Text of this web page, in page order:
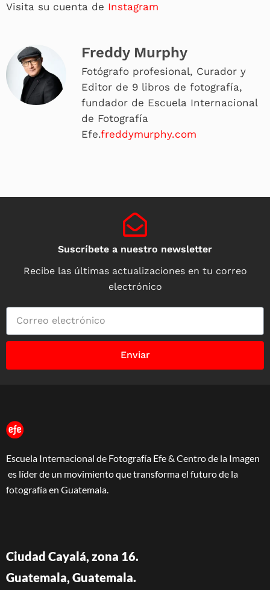
Visita su cuenta de Instagram
Freddy Murphy
Fotógrafo profesional, Curador y
Editor de 9 libros de fotografía,
fundador de Escuela Internacional
de Fotografía
Efe.freddymurphy.com
Suscríbete a nuestro newsletter
Recibe las últimas actualizaciones en tu correo
electrónico
Enviar
Escuela Internacional de Fotografía Efe & Centro de la Imagen
es líder de un movimiento que transforma el futuro de la
fotografía en Guatemala.
Ciudad Cayalá, zona 16.
Guatemala, Guatemala.